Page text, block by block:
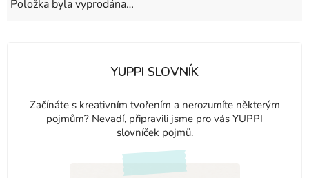
Položka byla vyprodána…
YUPPI SLOVNÍK
Začínáte s kreativním tvořením a nerozumíte některým
pojmům? Nevadí, připravili jsme pro vás YUPPI
slovníček pojmů.